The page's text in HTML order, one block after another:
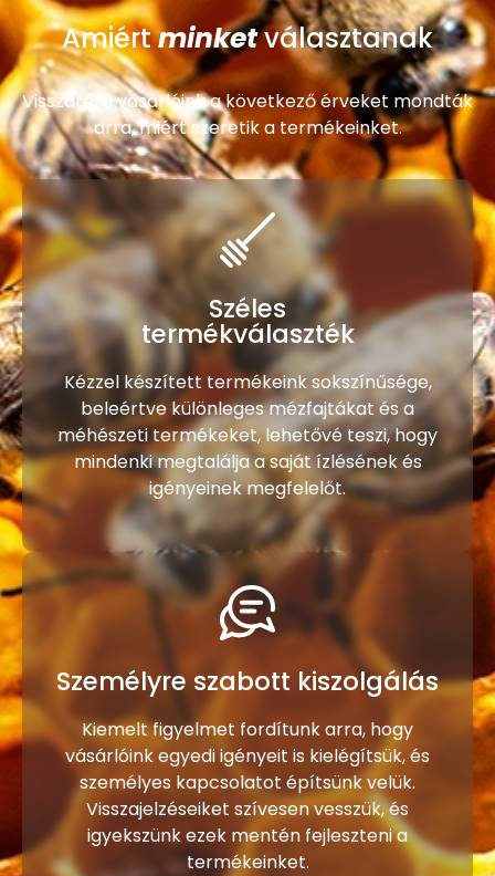
Amiértminketválasztanak
Visszatérő vásárlóink a következő érveket mondták
arra, miért szeretik a termékeinket.
Széles
termékválaszték
Kézzel készített termékeink sokszínűsége,
beleértve különleges mézfajtákat és a
méhészeti termékeket, lehetővé teszi, hogy
mindenki megtalálja a saját ízlésének és
igényeinek megfelelőt.
Személyre szabott kiszolgálás
Kiemelt figyelmet fordítunk arra, hogy
vásárlóink egyedi igényeit is kielégítsük, és
személyes kapcsolatot építsünk velük.
Visszajelzéseiket szívesen vesszük, és
igyekszünk ezek mentén fejleszteni a
termékeinket.